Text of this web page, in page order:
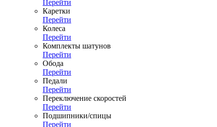
Перейти
Каретки
Перейти
Колеса
Перейти
Комплекты шатунов
Перейти
Обода
Перейти
Педали
Перейти
Переключение скоростей
Перейти
Подшипники/спицы
Перейти